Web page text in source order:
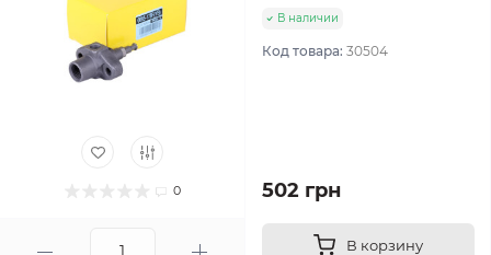
0
В наличии
Код товара: 30504
502 грн
В корзину